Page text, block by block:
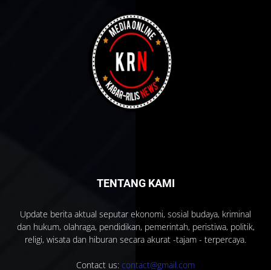
TENTANG KAMI
Update berita aktual seputar ekonomi, sosial budaya, kriminal
dan hukum, olahraga, pendidikan, pemerintah, peristiwa, politik,
religi, wisata dan hiburan secara akurat -tajam - terpercaya.
Contact us: contact@gmail.com